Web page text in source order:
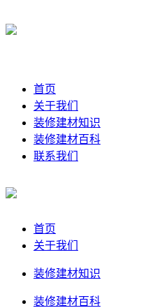
首页
关于我们
装修建材知识
装修建材百科
联系我们
首页
关于我们
装修建材知识
装修建材百科